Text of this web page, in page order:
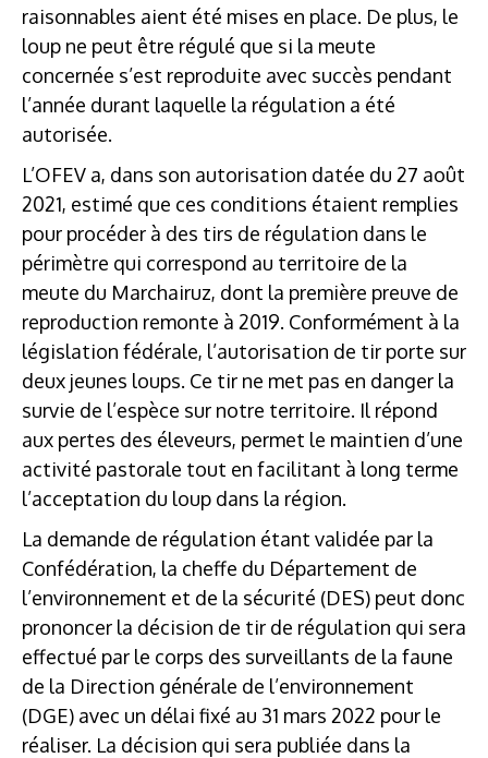
raisonnables aient été mises en place. De plus, le
loup ne peut être régulé que si la meute
concernée s’est reproduite avec succès pendant
l’année durant laquelle la régulation a été
autorisée.
L’OFEV a, dans son autorisation datée du 27 août
2021, estimé que ces conditions étaient remplies
pour procéder à des tirs de régulation dans le
périmètre qui correspond au territoire de la
meute du Marchairuz, dont la première preuve de
reproduction remonte à 2019. Conformément à la
législation fédérale, l’autorisation de tir porte sur
deux jeunes loups. Ce tir ne met pas en danger la
survie de l’espèce sur notre territoire. Il répond
aux pertes des éleveurs, permet le maintien d’une
activité pastorale tout en facilitant à long terme
l’acceptation du loup dans la région.
La demande de régulation étant validée par la
Confédération, la cheffe du Département de
l’environnement et de la sécurité (DES) peut donc
prononcer la décision de tir de régulation qui sera
effectué par le corps des surveillants de la faune
de la Direction générale de l’environnement
(DGE) avec un délai fixé au 31 mars 2022 pour le
réaliser. La décision qui sera publiée dans la